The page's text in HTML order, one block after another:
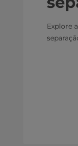
Explore